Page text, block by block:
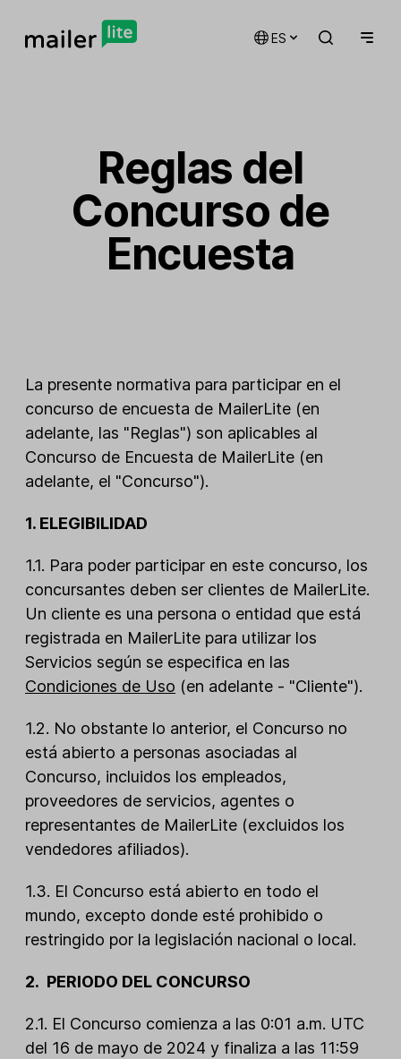
ES
Reglas del
Concurso de
Encuesta
La presente normativa para participar en el
concurso de encuesta de MailerLite (en
adelante, las "Reglas") son aplicables al
Concurso de Encuesta de MailerLite (en
adelante, el "Concurso").
1. ELEGIBILIDAD
1.1. Para poder participar en este concurso, los
concursantes deben ser clientes de MailerLite.
Un cliente es una persona o entidad que está
registrada en MailerLite para utilizar los
Servicios según se especifica en las
Condiciones de Uso (en adelante - "Cliente").
1.2. No obstante lo anterior, el Concurso no
está abierto a personas asociadas al
Concurso, incluidos los empleados,
proveedores de servicios, agentes o
representantes de MailerLite (excluidos los
vendedores afiliados).
1.3. El Concurso está abierto en todo el
mundo, excepto donde esté prohibido o
restringido por la legislación nacional o local.
2. PERIODO DEL CONCURSO
2.1. El Concurso comienza a las 0:01 a.m. UTC
del 16 de mayo de 2024 y finaliza a las 11:59